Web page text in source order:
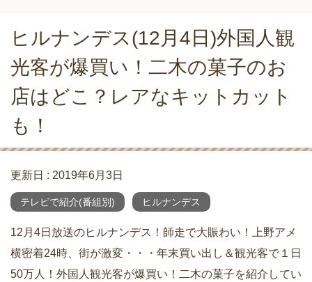
ヒルナンデス(12月4日)外国人観
光客が爆買い！二木の菓子のお
店はどこ？レアなキットカット
も！
更新日 : 2019年6月3日
テレビで紹介(番組別) ヒルナンデス
12月4日放送のヒルナンデス！師走で大賑わい！上野アメ
横密着24時、街が激変・・・年末買い出し＆観光客で１日
50万人！外国人観光客が爆買い！二木の菓子を紹介してい